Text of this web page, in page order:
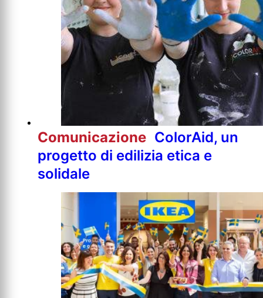
Comunicazione ColorAid, un
progetto di edilizia etica e
solidale